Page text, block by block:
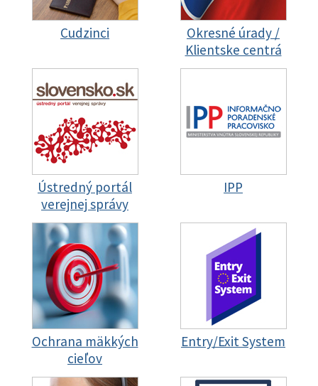
Cudzinci
Okresné úrady /
Klientske centrá
Ústredný portál
verejnej správy
IPP
Ochrana mäkkých
cieľov
Entry/Exit System